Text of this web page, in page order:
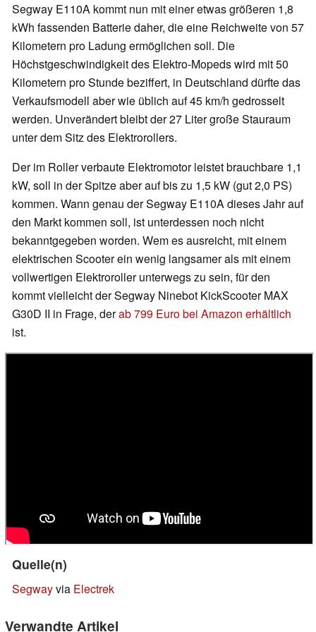
Segway E110A kommt nun mit einer etwas größeren 1,8
kWh fassenden Batterie daher, die eine Reichweite von 57
Kilometern pro Ladung ermöglichen soll. Die
Höchstgeschwindigkeit des Elektro-Mopeds wird mit 50
Kilometern pro Stunde beziffert, in Deutschland dürfte das
Verkaufsmodell aber wie üblich auf 45 km/h gedrosselt
werden. Unverändert bleibt der 27 Liter große Stauraum
unter dem Sitz des Elektrorollers.
Der im Roller verbaute Elektromotor leistet brauchbare 1,1
kW, soll in der Spitze aber auf bis zu 1,5 kW (gut 2,0 PS)
kommen. Wann genau der Segway E110A dieses Jahr auf
den Markt kommen soll, ist unterdessen noch nicht
bekanntgegeben worden. Wem es ausreicht, mit einem
elektrischen Scooter ein wenig langsamer als mit einem
vollwertigen Elektroroller unterwegs zu sein, für den
kommt vielleicht der Segway Ninebot KickScooter MAX
G30D II in Frage, derab 799 Euro bei Amazon erhältlich
ist.
Quelle(n)
Segwayvia Electrek
Verwandte Artikel